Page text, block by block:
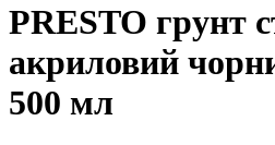
PRESTO грунт
акриловий
500 мл